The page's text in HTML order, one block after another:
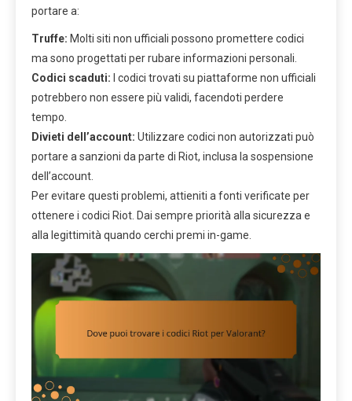
portare a:
Truffe: Molti siti non ufficiali possono promettere codici
ma sono progettati per rubare informazioni personali.
Codici scaduti: I codici trovati su piattaforme non ufficiali
potrebbero non essere più validi, facendoti perdere
tempo.
Divieti dell’account: Utilizzare codici non autorizzati può
portare a sanzioni da parte di Riot, inclusa la sospensione
dell’account.
Per evitare questi problemi, attieniti a fonti verificate per
ottenere i codici Riot. Dai sempre priorità alla sicurezza e
alla legittimità quando cerchi premi in-game.